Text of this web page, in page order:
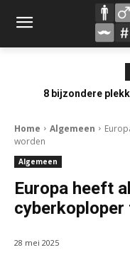
8 bijzondere
Home Algemeen
worden
Algemeen
Europa heeft
cyberkoploper
28 mei 2025